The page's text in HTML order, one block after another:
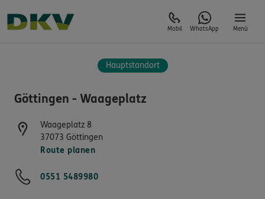
Mobil WhatsApp Menü
Hauptstandort
Göttingen - Waageplatz
Waageplatz 8
37073 Göttingen
Route planen
0551 5489980